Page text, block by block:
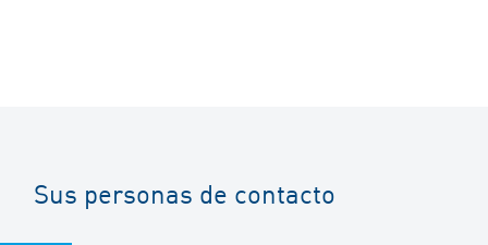
Sus personas de contacto